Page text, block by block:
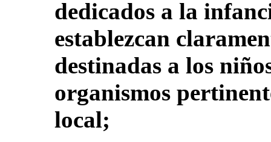
dedicados a la
establezcan
destinadas a los
organismos
local;